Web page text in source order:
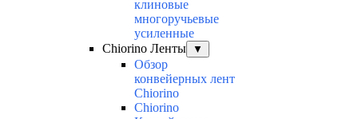
клиновые
многоручьевые
усиленные
Chiorino Ленты
▼
Обзор
конвейерных лент
Chiorino
Chiorino